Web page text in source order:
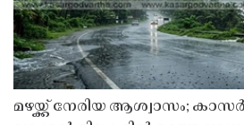
മഴയ്ക്ക് നേരിയ ആശ്വാസം;